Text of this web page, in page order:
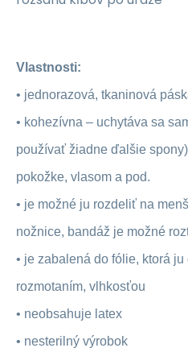
Vlastnosti:
• jednorazová, tkaninová
• kohezívna – uchytáva sa
používať žiadne ďalšie
pokožke, vlasom a pod.
• je možné ju rozdeliť na
nožnice, bandáž je možné
• je zabalená do fólie, ktorá
rozmotaním, vlhkosťou
• neobsahuje latex
• nesterilný výrobok